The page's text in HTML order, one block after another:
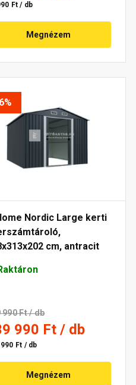
Ft / db
Megnézem
Nordic Large kerti
cm, antracit
990 Ft/ db
990 Ft / db
Ft / db
Megnézem